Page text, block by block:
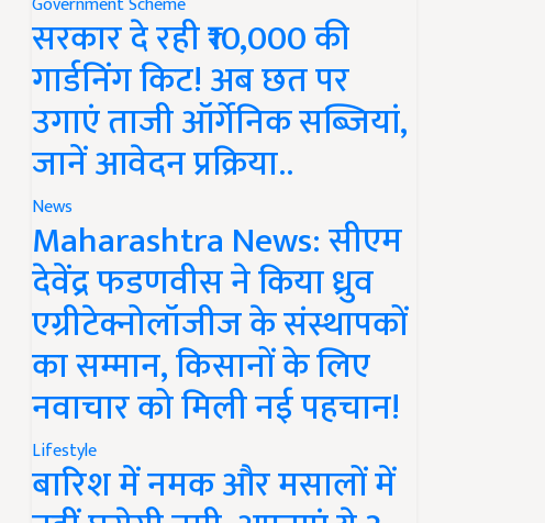
सरकार दे रही ₹10,000 की
गार्डनिंग किट! अब छत पर
उगाएं ताजी ऑर्गेनिक सब्जियां,
जानें आवेदन प्रक्रिया..
News
Maharashtra News: सीएम
देवेंद्र फडणवीस ने किया ध्रुव
एग्रीटेक्नोलॉजीज के संस्थापकों
का सम्मान, किसानों के लिए
नवाचार को मिली नई पहचान!
Lifestyle
बारिश में नमक और मसालों में